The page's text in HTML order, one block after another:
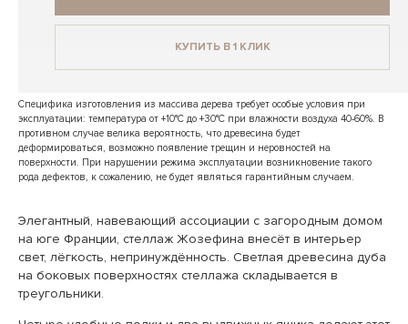
КУПИТЬ В 1 КЛИК
Специфика изготовления из массива дерева требует особые условия при
эксплуатации: температура от +10°C до +30°C при влажности воздуха 40-60%. В
противном случае велика вероятность, что древесина будет
деформироваться, возможно появление трещин и неровностей на
поверхности. При нарушении режима эксплуатации возникновение такого
рода дефектов, к сожалению, не будет являться гарантийным случаем.
Элегантный, навевающий ассоциации с загородным домом
на юге Франции, стеллаж Жозефина внесёт в интерьер
свет, лёгкость, непринуждённость. Светлая древесина дуба
на боковых поверхностях стеллажа складывается в
треугольники.